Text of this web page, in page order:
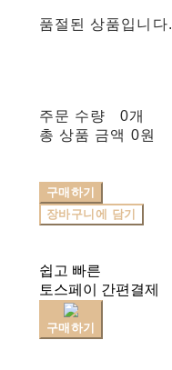
품절된 상품입니다.
주문 수량
0개
총 상품 금액 0원
구매하기
장바구니에 담기
쉽고 빠른
토스페이 간편결제
구매하기